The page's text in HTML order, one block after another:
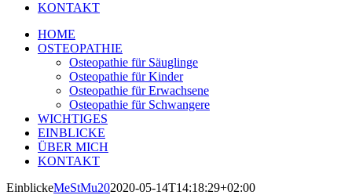
KONTAKT
HOME
OSTEOPATHIE
Osteopathie für Säuglinge
Osteopathie für Kinder
Osteopathie für Erwachsene
Osteopathie für Schwangere
WICHTIGES
EINBLICKE
ÜBER MICH
KONTAKT
EinblickeMeStMu202020-05-14T14:18:29+02:00